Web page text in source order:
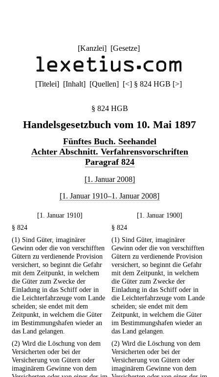
[Kanzlei] [Gesetze]
[Titelei] [Inhalt] [Quellen] [<] § 824 HGB [>]
§ 824 HGB
Handelsgesetzbuch vom 10. Mai 1897
Fünftes Buch. Seehandel
Achter Abschnitt. Verfahrensvorschriften
Paragraf 824
[1. Januar 2008]
[1. Januar 1910–1. Januar 2008]
[1. Januar 1910]
[1. Januar 1900]
§ 824
§ 824
(1) Sind Güter, imaginärer
Gewinn oder die von verschifften
Gütern zu verdienende Provision
versichert, so beginnt die Gefahr
mit dem Zeitpunkt, in welchem
die Güter zum Zwecke der
Einladung in das Schiff oder in
die Leichterfahrzeuge vom Lande
scheiden; sie endet mit dem
Zeitpunkt, in welchem die Güter
im Bestimmungshafen wieder an
das Land gelangen.
(1) Sind Güter, imaginärer
Gewinn oder die von verschifften
Gütern zu verdienende Provision
versichert, so beginnt die Gefahr
mit dem Zeitpunkt, in welchem
die Güter zum Zwecke der
Einladung in das Schiff oder in
die Leichterfahrzeuge vom Lande
scheiden; sie endet mit dem
Zeitpunkt, in welchem die Güter
im Bestimmungshafen wieder an
das Land gelangen.
(2) Wird die Löschung von dem
Versicherten oder bei der
Versicherung von Gütern oder
imaginärem Gewinne von dem
(2) Wird die Löschung von dem
Versicherten oder bei der
Versicherung von Gütern oder
imaginärem Gewinne von dem